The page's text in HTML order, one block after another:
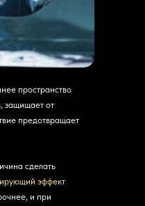
пространство
защищает от
предотвращает
сделать
эффект
и при